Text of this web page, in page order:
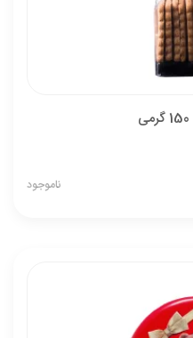
ناموجود